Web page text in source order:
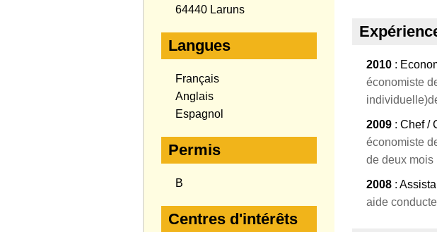
64440 Laruns
Langues
Français
Anglais
Espagnol
Permis
B
Centres d'intérêts
2010 :
économiste
2009 : Chef /
économiste
de deux mois
2008 :
aide